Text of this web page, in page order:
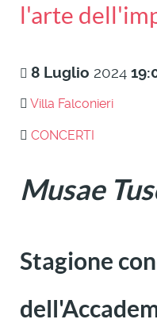
l'arte
8 Luglio 2024
Villa Falconieri
CONCERTI
Musae
Stagione